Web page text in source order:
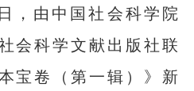
，由中国社会科学院
会科学文献出版社联
宝卷（第一辑）》新